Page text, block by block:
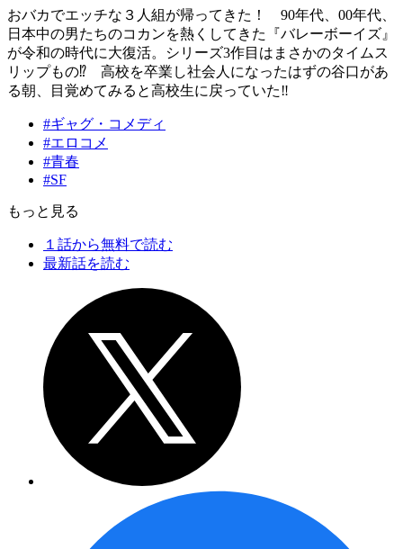
おバカでエッチな３人組が帰ってきた！ 90年代、00年代、
日本中の男たちのコカンを熱くしてきた『バレーボーイズ』
が令和の時代に大復活。シリーズ3作目はまさかのタイムス
リップもの⁉ 高校を卒業し社会人になったはずの谷口があ
る朝、目覚めてみると高校生に戻っていた‼
#ギャグ・コメディ
#エロコメ
#青春
#SF
もっと見る
１話から無料で読む
最新話を読む